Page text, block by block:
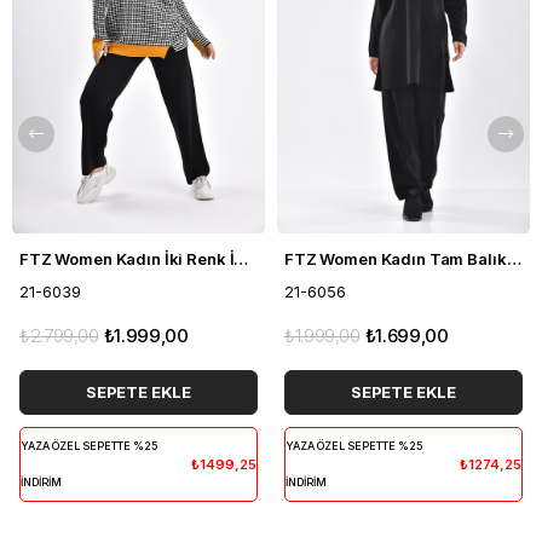
FTZ Women Kadın İki Renk İkili Takım Siyah 21-6039
21-6039
₺1.999,00
₺2.799,00
SEPETE EKLE
YAZA ÖZEL SEPETTE %25
İNDİRİM
₺1499,25
FTZ Women Kadın Tam Balıkçı İkili Takım Siyah 21-6056
21-6056
₺1.699,00
₺1.999,00
SEPETE EKLE
YAZA ÖZEL SEPETTE %25
İNDİRİM
₺1274,25